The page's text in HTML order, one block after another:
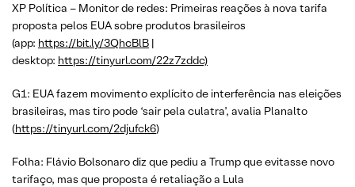
XP Política – Monitor de redes: Primeiras reações à nova tarifa
proposta pelos EUA sobre produtos brasileiros
(app: https://bit.ly/3QhcBlB |
desktop: https://tinyurl.com/22z7zddc)
G1: EUA fazem movimento explícito de interferência nas eleições
brasileiras, mas tiro pode ‘sair pela culatra’, avalia Planalto
(https://tinyurl.com/2djufck6)
Folha: Flávio Bolsonaro diz que pediu a Trump que evitasse novo
tarifaço, mas que proposta é retaliação a Lula